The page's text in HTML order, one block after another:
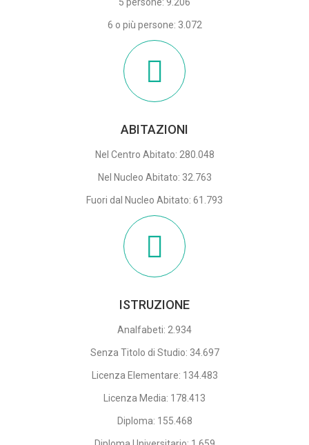
6 o più persone: 3.072
ABITAZIONI
Nel Centro Abitato: 280.048
Nel Nucleo Abitato: 32.763
Fuori dal Nucleo Abitato: 61.793
ISTRUZIONE
Analfabeti: 2.934
Senza Titolo di Studio: 34.697
Licenza Elementare: 134.483
Licenza Media: 178.413
Diploma: 155.468